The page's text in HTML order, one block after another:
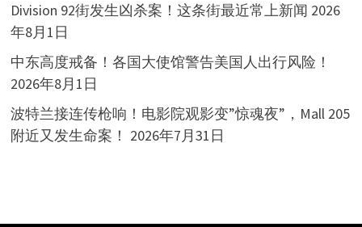
Division 92街发生凶杀案！这条街最近常上新闻 2026
年8月1日
中东高度戒备！各国大使馆警告美国人出行风险！
2026年8月1日
波特兰接连传枪响！电影院观影变”惊魂夜”，Mall 205
附近又发生命案！ 2026年7月31日